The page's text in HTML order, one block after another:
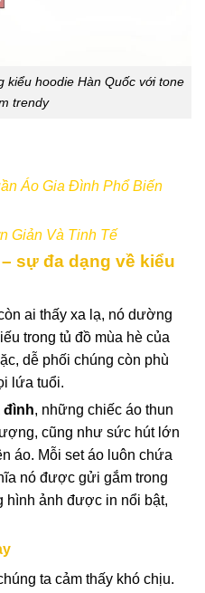
kiểu hoodie Hàn Quốc với tone
trendy
Áo Gia Đình Phổ Biến
Giản Và Tinh Tế
sự đa dạng về kiểu
ai thấy xa lạ, nó dường
trong tủ đồ mùa hè của
dễ phối chúng còn phù
lứa tuổi.
đình, những chiếc áo thun
cũng như sức hút lớn
áo. Mỗi set áo luôn chứa
nó được gửi gắm trong
hình ảnh được in nổi bật,
ta cảm thấy khó chịu.